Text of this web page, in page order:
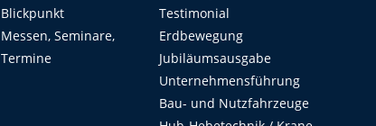
Blickpunkt
Messen, Seminare,
Termine
Testimonial
Erdbewegung
Jubiläumsausgabe
Unternehmensführung
Bau- und Nutzfahrzeuge